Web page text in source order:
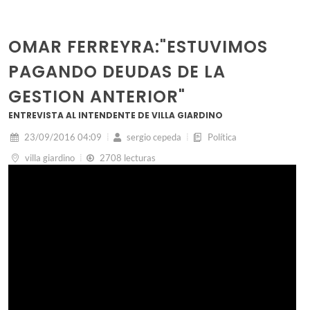
OMAR FERREYRA:"ESTUVIMOS
PAGANDO DEUDAS DE LA
GESTION ANTERIOR"
ENTREVISTA AL INTENDENTE DE VILLA GIARDINO
23/09/2016 04:09 sergio cepeda
Política
villa giardino
2708 lecturas